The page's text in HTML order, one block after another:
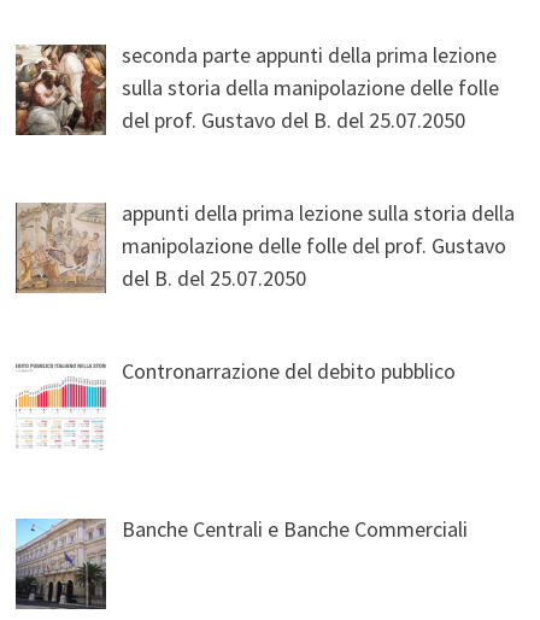
seconda parte appunti della prima lezione
sulla storia della manipolazione delle folle
del prof. Gustavo del B. del 25.07.2050
appunti della prima lezione sulla storia della
manipolazione delle folle del prof. Gustavo
del B. del 25.07.2050
Contronarrazione del debito pubblico
Banche Centrali e Banche Commerciali